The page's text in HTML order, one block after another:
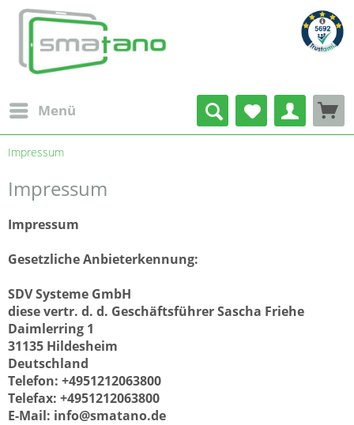
Deine Vorteile
Präsenz
Kontaktinformationen
Wallstrasse 20
Sicher einkaufen bei Smatano
PayPal
Menü
Impressum
Impressum
Impressum
Gesetzliche Anbieterkennung:
SDV Systeme GmbH
diese vertr. d. d. Geschäftsführer Sascha Friehe
Daimlerring 1
31135 Hildesheim
Deutschland
Telefon: +4951212063800
Telefax: +4951212063800
E-Mail: info@smatano.de